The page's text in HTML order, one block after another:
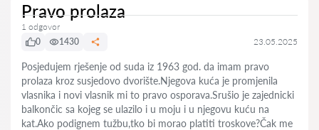
Pravo prolaza
1 odgovor
0
1430 23.05.2025
Posjedujem rješenje od suda iz 1963 god. da imam pravo
prolaza kroz susjedovo dvorište.Njegova kuća je promjenila
vlasnika i novi vlasnik mi to pravo osporava.Srušio je zajednicki
balkončic sa kojeg se ulazilo i u moju i u njegovu kuću na
kat.Ako podignem tužbu,tko bi morao platiti troskove?Čak me